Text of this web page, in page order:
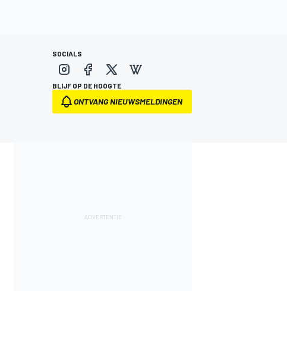
SOCIALS
BLIJF OP DE HOOGTE
ONTVANG NIEUWSMELDINGEN